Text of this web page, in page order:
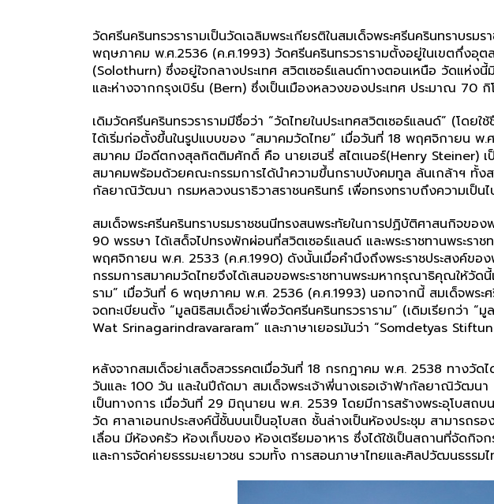
วัดศรีนครินทรวรารามเป็นวัดเฉลิมพระเกียรติในสมเด็จพระศรีนครินทราบ
พฤษภาคม พ.ศ.2536 (ค.ศ.1993) วัดศรีนครินทรวรารามตั้งอยู่ในเขตกึ่งอุ
(Solothurn) ซึ่งอยู่ใจกลางประเทศ สวิตเซอร์แลนด์ทางตอนเหนือ วัดแห่
และห่างจากกรุงเบิร์น (Bern) ซึ่งเป็นเมืองหลวงของประเทศ ประมาณ 70 กิ
เดิมวัดศรีนครินทรวรารามมีชื่อว่า “วัดไทยในประเทศสวิตเซอร์แลนด์” (โด
ได้เริ่มก่อตั้งขึ้นในรูปแบบของ “สมาคมวัดไทย” เมื่อวันที่ 18 พฤศจิกายน
สมาคม มีอดีตกงสุลกิตติมศักดิ์ คือ นายเฮนรี่ สไตเนอร์(Henry Steiner) เ
สมาคมพร้อมด้วยคณะกรรมการได้นำความขึ้นกราบบังคมทูล ล้นเกล้าฯ ทั้งส
กัลยาณิวัฒนา กรมหลวงนราธิวาสราชนครินทร์ เพื่อทรงทราบถึงความเป็นไ
สมเด็จพระศรีนครินทราบรมราชชนนีทรงสนพระทัยในการปฏิบัติศาสนกิจข
90 พรรษา ได้เสด็จไปทรงพักผ่อนที่สวิตเซอร์แลนด์ และพระราชทานพระ
พฤศจิกายน พ.ศ. 2533 (ค.ศ.1990) ดังนั้นเมื่อคำนึงถึงพระราชประสงค์ขอ
กรรมการสมาคมวัดไทยจึงได้เสนอขอพระราชทานพระมหากรุณาธิคุณให้วัด
ราม” เมื่อวันที่ 6 พฤษภาคม พ.ศ. 2536 (ค.ศ.1993) นอกจากนี้ สมเด็จพระ
จดทะเบียนตั้ง “มูลนิธิสมเด็จย่าเพื่อวัดศรีนครินทรวราราม” (เดิมเรียกว่า
Wat Srinagarindravararam” และภาษาเยอรมันว่า “Somdetyas
หลังจากสมเด็จย่าเสด็จสวรรคตเมื่อวันที่ 18 กรกฎาคม พ.ศ. 2538 ทางวั
วันและ 100 วัน และในปีถัดมา สมเด็จพระเจ้าพี่นางเธอเจ้าฟ้ากัลยาณิวัฒน
เป็นทางการ เมื่อวันที่ 29 มิถุนายน พ.ศ. 2539 โดยมีการสร้างพระอุโบสถ
วัด ศาลาเอนกประสงค์นี้ชั้นบนเป็นอุโบสถ ชั้นล่างเป็นห้องประชุม สามาร
เลื่อน มีห้องครัว ห้องเก็บของ ห้องเตรียมอาหาร ซึ่งได้ใช้เป็นสถานที่จัดกิจ
และการจัดค่ายธรรมะเยาวชน รวมทั้ง การสอนภาษาไทยและศิลปวัฒนธรรม